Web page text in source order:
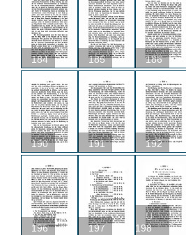
184 185 186
190 191 192
196 197
U
198